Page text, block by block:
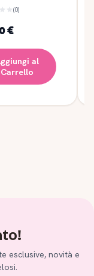
(0)
€
al
Carrello
esclusive, novità e